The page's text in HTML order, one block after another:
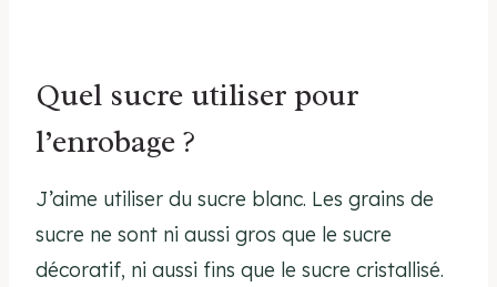
Quel sucre utiliser pour
l’enrobage ?
J’aime utiliser du sucre blanc. Les grains de
sucre ne sont ni aussi gros que le sucre
décoratif, ni aussi fins que le sucre cristallisé.